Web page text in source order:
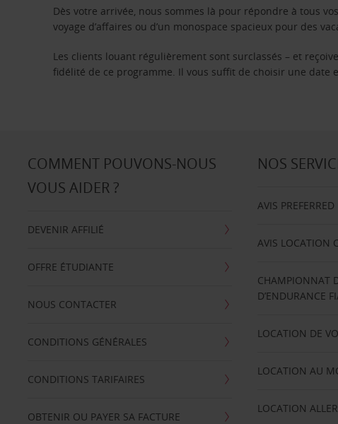
Dès votre arrivée, nous sommes là pour répondre à tous
voyage d’affaires ou d’un monospace spacieux pour des
Les clients louant régulièrement sont surclassés – et
fidélité de ce programme. Il vous suffit de choisir une
COMMENT POUVONS-NOUS
VOUS AIDER ?
DEVENIR AFFILIÉ
OFFRE ÉTUDIANTE
NOUS CONTACTER
CONDITIONS GÉNÉRALES
CONDITIONS TARIFAIRES
OBTENIR OU PAYER SA FACTURE
NOS
AVIS PREFERRED
AVIS LOCATION
CHAMPIONNAT
D’ENDURANCE
LOCATION DE
LOCATION AU
LOCATION